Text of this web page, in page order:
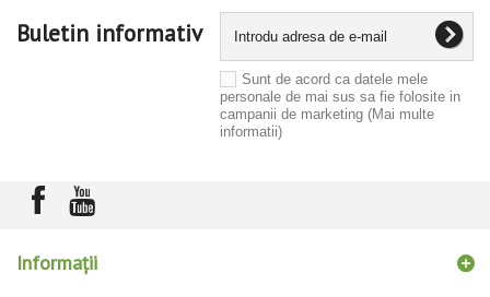
Buletin informativ
Sunt de acord ca datele mele
personale de mai sus sa fie folosite in
campanii de marketing (Mai multe
informatii)
Informaţii